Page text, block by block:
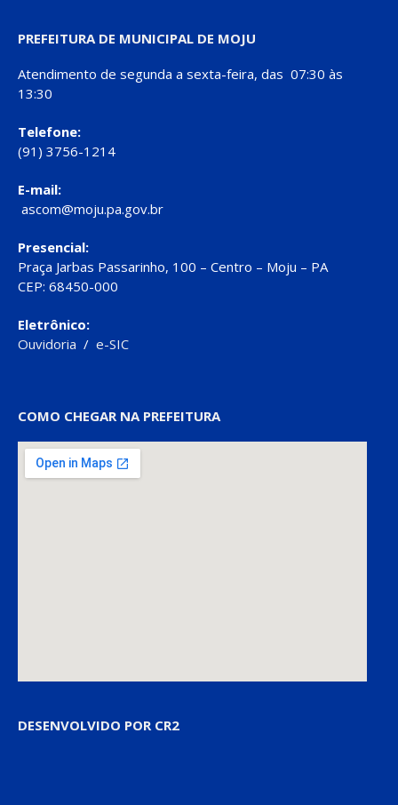
PREFEITURA DE MUNICIPAL DE MOJU
Atendimento de segunda a sexta-feira, das 07:30 às
13:30
Telefone:
(91) 3756-1214
E-mail:
ascom@moju.pa.gov.br
Presencial:
Praça Jarbas Passarinho, 100 – Centro – Moju – PA
CEP: 68450-000
Eletrônico:
Ouvidoria / e-SIC
COMO CHEGAR NA PREFEITURA
DESENVOLVIDO POR CR2